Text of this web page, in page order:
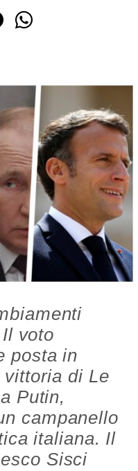
voto
posta in
vittoria di Le
Putin,
campanello
italiana. Il
Sisci